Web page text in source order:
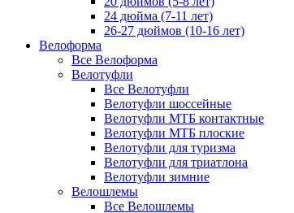
24 дюйма (7-11 лет)
26-27 дюймов (10-16 лет)
Велоформа
Все Велоформа
Велотуфли
Все Велотуфли
Велотуфли шоссейные
Велотуфли МТБ контактные
Велотуфли МТБ плоские
Велотуфли для туризма
Велотуфли для триатлона
Велотуфли зимние
Велошлемы
Все Велошлемы